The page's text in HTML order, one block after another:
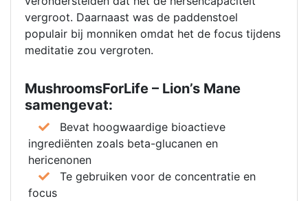
vergroot. Daarnaast was de paddenstoel
populair bij monniken omdat het de focus tijdens
meditatie zou vergroten.
MushroomsForLife – Lion’s Mane
samengevat:
Bevat hoogwaardige bioactieve
ingrediënten zoals beta-glucanen en
hericenonen
Te gebruiken voor de concentratie en
focus